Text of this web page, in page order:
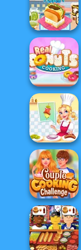
Tasty Cupcakes
Cooking
Yummy Toast
Real Donuts
Cooking
Michelin Star
Chef
Couple Cooking
Challenge